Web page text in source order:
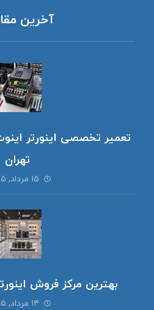
آخرین
تعمیر تخصصی اینورتر
تهران
۱۵ مرداد, ۱۴۰۵
بهترین مرکز فروش
۱۴ مرداد, ۱۴۰۵